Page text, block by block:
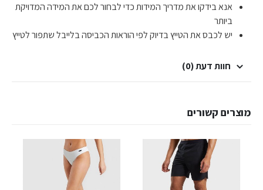
אנא בידקו את מדריך המידות כדי לבחור לכם את המידה המדויקת
ביותר
יש לכבס את הטייץ בדיוק לפי הוראות הכביסה בלייבל שתפור לטייץ
חוות דעת (0)
מוצרים קשורים